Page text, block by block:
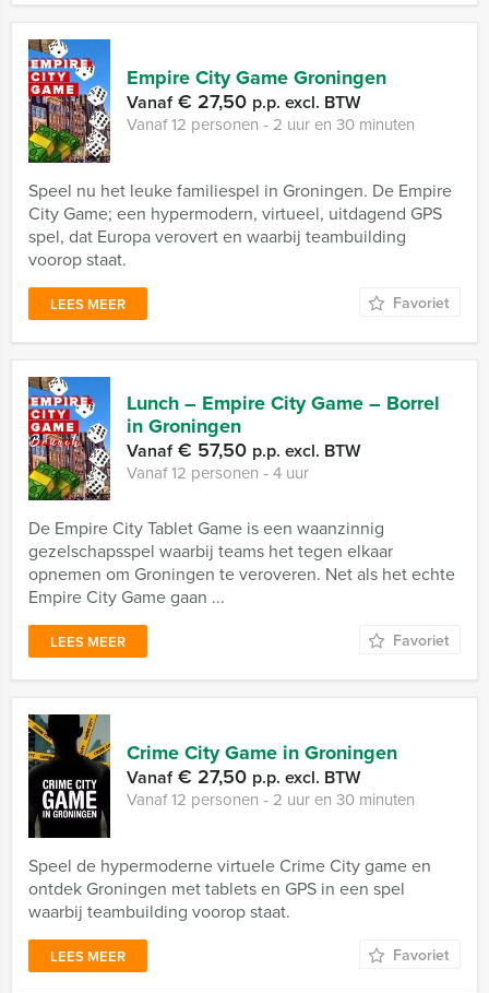
Empire City Game Groningen
Vanaf€ 27,50 p.p. excl. BTW
Vanaf 12 personen ‐ 2 uur en 30 minuten
Speel nu het leuke familiespel in Groningen. De Empire
City Game; een hypermodern, virtueel, uitdagend GPS
spel, dat Europa verovert en waarbij teambuilding
voorop staat.
LEES MEER Favoriet
Lunch – Empire City Game – Borrel
in Groningen
Vanaf€ 57,50 p.p. excl. BTW
Vanaf 12 personen ‐ 4 uur
De Empire City Tablet Game is een waanzinnig
gezelschapsspel waarbij teams het tegen elkaar
opnemen om Groningen te veroveren. Net als het echte
Empire City Game gaan ...
LEES MEER Favoriet
Crime City Game in Groningen
Vanaf€ 27,50 p.p. excl. BTW
Vanaf 12 personen ‐ 2 uur en 30 minuten
Speel de hypermoderne virtuele Crime City game en
ontdek Groningen met tablets en GPS in een spel
waarbij teambuilding voorop staat.
LEES MEER Favoriet